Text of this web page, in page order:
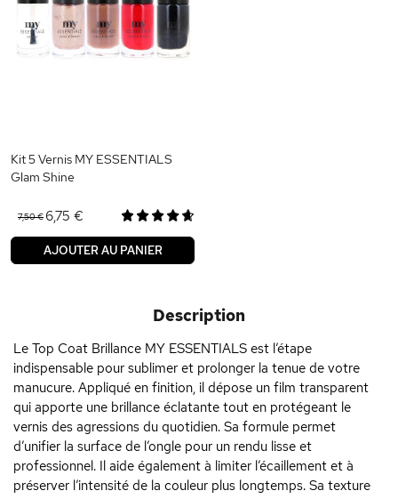
Kit 5 Vernis MY ESSENTIALS
Glam Shine
7,50 €6,75 €
AJOUTER AU PANIER
Description
Le Top Coat Brillance MY ESSENTIALS est l’étape
indispensable pour sublimer et prolonger la tenue de votre
manucure. Appliqué en finition, il dépose un film transparent
qui apporte une brillance éclatante tout en protégeant le
vernis des agressions du quotidien. Sa formule permet
d’unifier la surface de l’ongle pour un rendu lisse et
professionnel. Il aide également à limiter l’écaillement et à
préserver l’intensité de la couleur plus longtemps. Sa texture